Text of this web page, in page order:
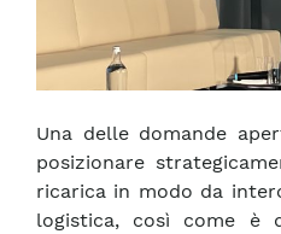
Una delle domande
posizionare
ricarica in modo da
logistica, così come è